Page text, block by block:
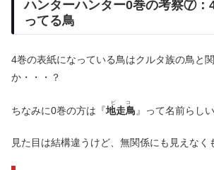
ハンターハンター0巻の考察⑦：
ってる鳥
4巻の表紙になっている鳥はクルタ族の鳥と
か・・・？
ちなみに0巻の方は『地走鳥
ピコ
』って名前らしい
見た目は結構違うけど、無関係にも見えなく